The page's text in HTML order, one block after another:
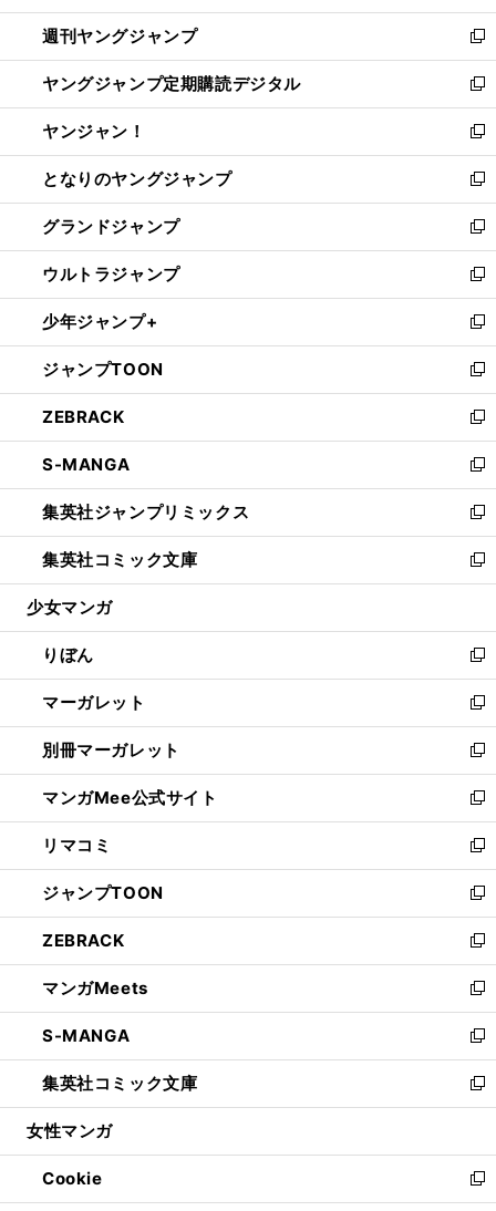
開
く
ウ
で
開
く
ン
ド
ウ
で
開
く
ウ
ィ
ン
ド
ウ
で
開
く
週刊ヤングジャンプ
新
し
い
ウ
ィ
ン
ド
ウ
で
開
く
ヤングジャンプ定期購読デジタル
新
し
い
ウ
ィ
ン
ド
ウ
で
開
く
ヤンジャン！
新
し
い
ウ
ィ
ン
ド
ウ
で
開
く
となりのヤングジャンプ
新
し
い
ウ
ィ
ン
ド
ウ
で
開
く
グランドジャンプ
新
し
い
ウ
ィ
ン
ド
ウ
で
開
く
ウルトラジャンプ
新
し
い
ウ
ィ
ン
ド
ウ
で
開
く
少年ジャンプ+
新
し
い
ウ
ィ
ン
ド
ウ
で
開
く
ジャンプTOON
新
し
い
ウ
ィ
ン
ド
ウ
で
開
ZEBRACK
新
し
い
ウ
ィ
ン
ド
ウ
開
く
S-MANGA
新
し
い
ウ
ィ
ン
ウ
で
開
く
集英社ジャンプリミックス
新
し
い
ウ
ン
ド
ウ
で
開
く
集英社コミック文庫
新
し
ウ
ィ
ン
ド
ウ
で
開
く
少女マンガ
りぼん
新
し
い
ウ
ィ
ン
ド
ウ
で
開
く
マーガレット
新
し
い
ウ
ィ
ン
ド
ウ
で
開
く
別冊マーガレット
新
し
い
ウ
ィ
ン
ド
ウ
で
開
く
マンガMee公式サイト
新
し
い
ウ
ィ
ン
ド
ウ
で
開
く
リマコミ
新
し
い
ウ
ィ
ン
ド
ウ
で
開
く
ジャンプTOON
新
し
い
ウ
ィ
ン
ド
ウ
で
開
ZEBRACK
新
し
い
ウ
ィ
ン
ド
ウ
開
く
マンガMeets
新
し
い
ウ
ィ
ン
ウ
で
開
S-MANGA
新
し
い
ウ
ン
ド
ウ
集英社コミック文庫
新
し
ウ
ィ
ン
女性マンガ
Cookie
新
し